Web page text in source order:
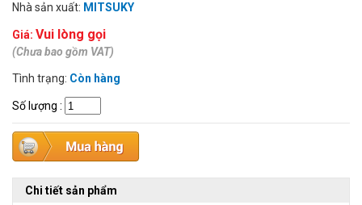
Nhà sản xuất: MITSUKY
Giá: Vui lòng gọi
(Chưa bao gồm VAT)
Tình trạng: Còn hàng
Số lượng :
Chi tiết sản phẩm